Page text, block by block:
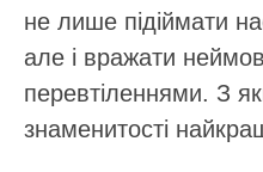
не лише підіймати
але і вражати
перевтіленнями. З
знаменитості